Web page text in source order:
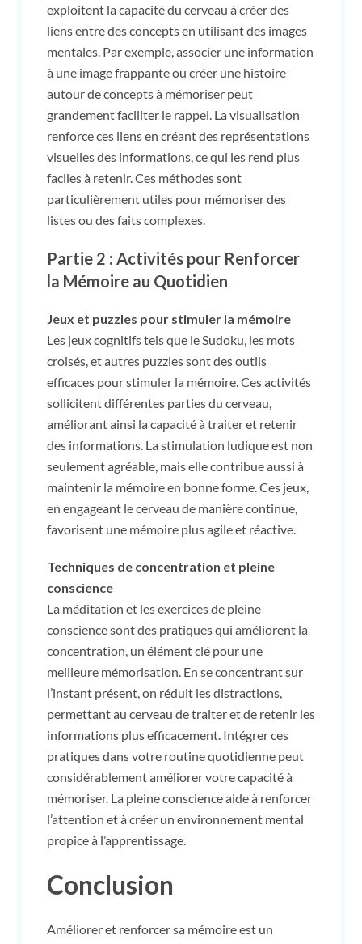
exploitent la capacité du cerveau à créer des
liens entre des concepts en utilisant des images
mentales. Par exemple, associer une information
à une image frappante ou créer une histoire
autour de concepts à mémoriser peut
grandement faciliter le rappel. La visualisation
renforce ces liens en créant des représentations
visuelles des informations, ce qui les rend plus
faciles à retenir. Ces méthodes sont
particulièrement utiles pour mémoriser des
listes ou des faits complexes.
Partie 2 : Activités pour Renforcer
la Mémoire au Quotidien
Jeux et puzzles pour stimuler la mémoire
Les jeux cognitifs tels que le Sudoku, les mots
croisés, et autres puzzles sont des outils
efficaces pour stimuler la mémoire. Ces activités
sollicitent différentes parties du cerveau,
améliorant ainsi la capacité à traiter et retenir
des informations. La stimulation ludique est non
seulement agréable, mais elle contribue aussi à
maintenir la mémoire en bonne forme. Ces jeux,
en engageant le cerveau de manière continue,
favorisent une mémoire plus agile et réactive.
Techniques de concentration et pleine
conscience
La méditation et les exercices de pleine
conscience sont des pratiques qui améliorent la
concentration, un élément clé pour une
meilleure mémorisation. En se concentrant sur
l’instant présent, on réduit les distractions,
permettant au cerveau de traiter et de retenir les
informations plus efficacement. Intégrer ces
pratiques dans votre routine quotidienne peut
considérablement améliorer votre capacité à
mémoriser. La pleine conscience aide à renforcer
l’attention et à créer un environnement mental
propice à l’apprentissage.
Conclusion
Améliorer et renforcer sa mémoire est un